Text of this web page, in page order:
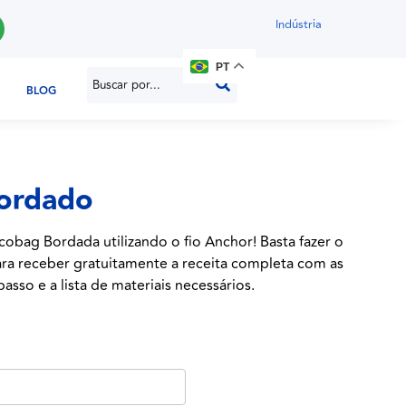
Indústria
BLOG
PT
Bordada utilizando o fio Anchor! Basta fazer o
receber gratuitamente a receita completa com as
e a lista de materiais necessários.